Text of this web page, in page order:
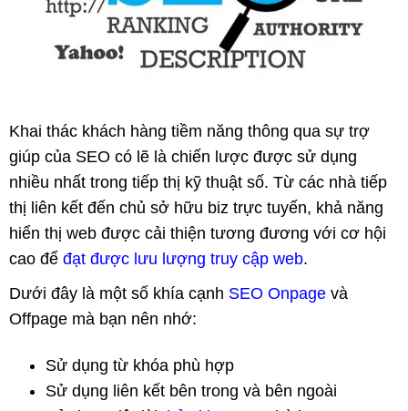
Khai thác khách hàng tiềm năng thông qua sự trợ
giúp của SEO có lẽ là chiến lược được sử dụng
nhiều nhất trong tiếp thị kỹ thuật số. Từ các nhà tiếp
thị liên kết đến chủ sở hữu biz trực tuyến, khả năng
hiển thị web được cải thiện tương đương với cơ hội
cao để đạt được lưu lượng truy cập web.
Dưới đây là một số khía cạnh SEO Onpage và
Offpage mà bạn nên nhớ:
Sử dụng từ khóa phù hợp
Sử dụng liên kết bên trong và bên ngoài